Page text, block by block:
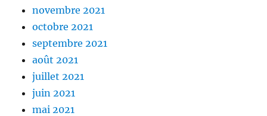
novembre 2021
octobre 2021
septembre 2021
août 2021
juillet 2021
juin 2021
mai 2021